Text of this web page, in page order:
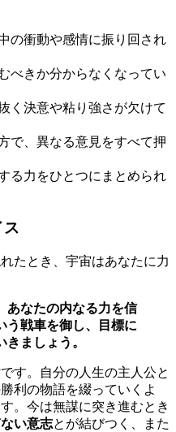
の衝動や感情に振り回され
べきか分からなくなってい
く決意や粘り強さが欠けて
で、異なる意見をすべて押
る力をひとつにまとめられ
たとき、宇宙はあなたに力
あなたの内なる力を信
う戦車を御し、目標に
ましょう。
です。自分の人生の主人公と
利の物語を綴っていくよ
。今は無謀に突き進むとき
い意志とが結びつく、また